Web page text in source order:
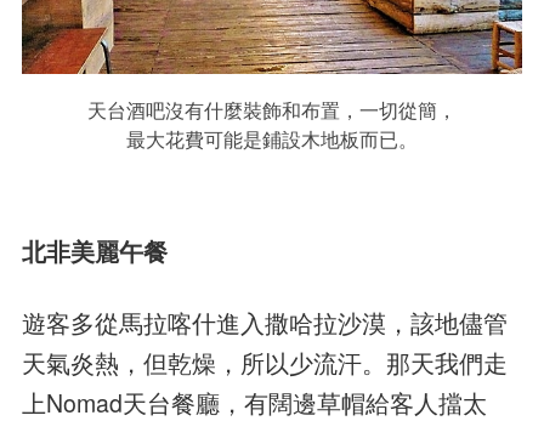
天台酒吧沒有什麼裝飾和布置，一切從簡，
最大花費可能是鋪設木地板而已。
北非美麗午餐
遊客多從馬拉喀什進入撒哈拉沙漠，該地儘管
天氣炎熱，但乾燥，所以少流汗。那天我們走
上Nomad天台餐廳，有闊邊草帽給客人擋太